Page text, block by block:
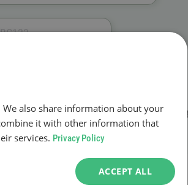
also share information about your
it with other information that
services. Privacy Policy
ACCEPT ALL